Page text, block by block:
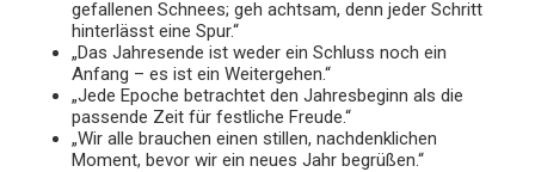
gefallenen Schnees; geh achtsam, denn jeder Schritt
hinterlässt eine Spur.“
„Das Jahresende ist weder ein Schluss noch ein
Anfang – es ist ein Weitergehen.“
„Jede Epoche betrachtet den Jahresbeginn als die
passende Zeit für festliche Freude.“
„Wir alle brauchen einen stillen, nachdenklichen
Moment, bevor wir ein neues Jahr begrüßen.“